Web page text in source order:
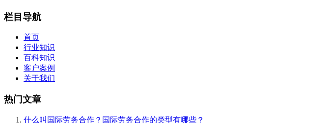
栏目导航
首页
行业知识
百科知识
客户案例
关于我们
热门文章
什么叫国际劳务合作？国际劳务合作的类型有哪些？